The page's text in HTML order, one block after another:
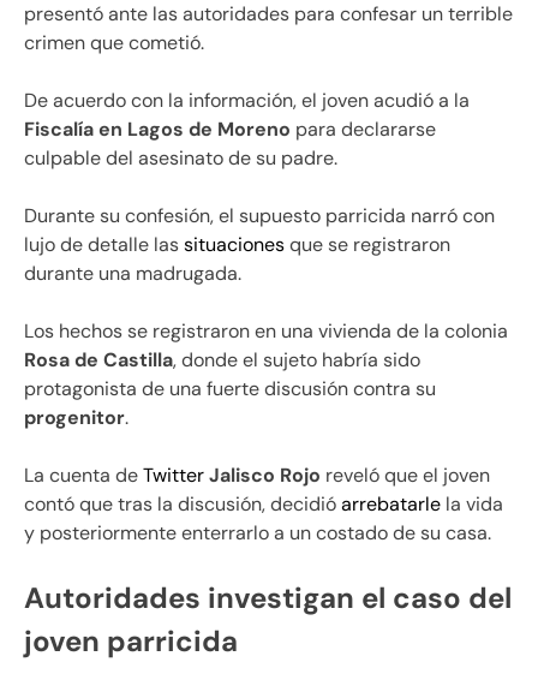
presentó ante las autoridades para confesar un terrible
crimen que cometió.
De acuerdo con la información, el joven acudió a la
Fiscalía en Lagos de Moreno para declararse
culpable del asesinato de su padre.
Durante su confesión, el supuesto parricida narró con
lujo de detalle lassituacionesque se registraron
durante una madrugada.
Los hechos se registraron en una vivienda de la colonia
Rosa de Castilla, donde el sujeto habría sido
protagonista de una fuerte discusión contra su
progenitor.
La cuenta deTwitterJalisco Rojo reveló que el joven
contó que tras la discusión, decidióarrebatarle la vida
y posteriormente enterrarlo a un costado de su casa.
Autoridades investigan el caso del
joven parricida